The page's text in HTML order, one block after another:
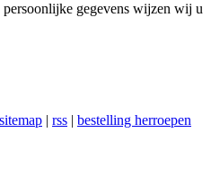
gegevens wijzen wij u
sitemap | rss | bestelling herroepen